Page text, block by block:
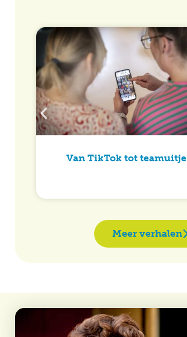
Van TikTok tot teamuitje
Meer verhalen